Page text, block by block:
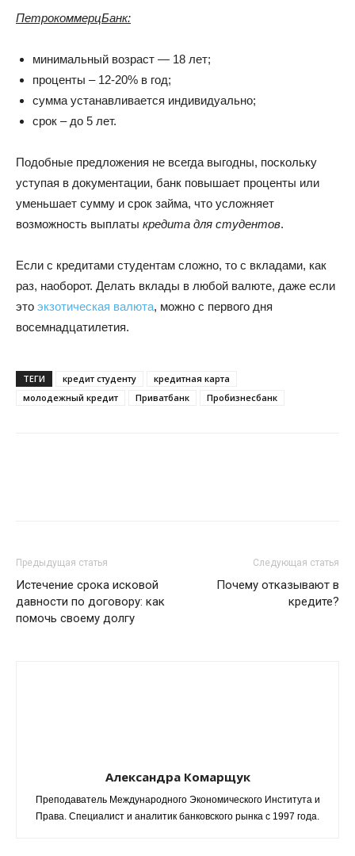
ПетрокоммерцБанк:
минимальный возраст — 18 лет;
проценты – 12-20% в год;
сумма устанавливается индивидуально;
срок – до 5 лет.
Подобные предложения не всегда выгодны, поскольку
уступая в документации, банк повышает проценты или
уменьшает сумму и срок займа, что усложняет
возможность выплаты кредита для студентов.
Если с кредитами студентам сложно, то с вкладами, как
раз, наоборот. Делать вклады в любой валюте, даже если
это экзотическая валюта, можно с первого дня
восемнадцатилетия.
ТЕГИ кредит студенту
кредитная карта
молодежный кредит
Приватбанк Пробизнесбанк
Предыдущая статья
Истечение срока исковой
давности по договору: как
помочь своему долгу
Следующая статья
Почему отказывают в
кредите?
Александра Комарщук
Преподаватель Международного Экономического Института и
Права. Специалист и аналитик банковского рынка с 1997 года.